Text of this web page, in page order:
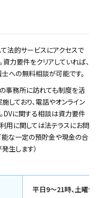
法的サービスにアクセスで
力要件をクリアしていれば、
への無料相談が可能です。
事務所に訪れても制度を活
しており、電話やオンライン
DVに関する相談は資力要件
用に関しては法テラスにお問
能な一定の預貯金や現金の合
生します）
平日9～21時、土曜9